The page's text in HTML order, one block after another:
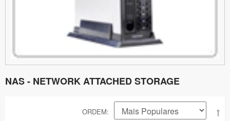
NAS - NETWORK ATTACHED STORAGE
ORDEM